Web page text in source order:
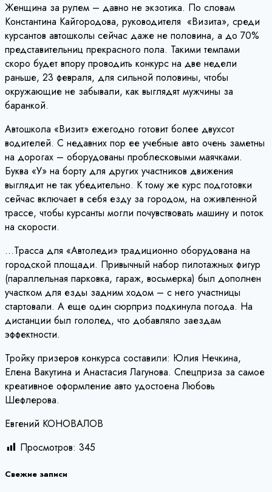
Женщина за рулем – давно не экзотика. По словам
Константина Кайгородова, руководителя «Визита», среди
курсантов автошколы сейчас даже не половина, а до 70%
представительниц прекрасного пола. Такими темпами
скоро будет впору проводить конкурс на две недели
раньше, 23 февраля, для сильной половины, чтобы
окружающие не забывали, как выглядят мужчины за
баранкой.
Автошкола «Визит» ежегодно готовит более двухсот
водителей. С недавних пор ее учебные авто очень заметны
на дорогах – оборудованы проблесковыми маячками.
Буква «У» на борту для других участников движения
выглядит не так убедительно. К тому же курс подготовки
сейчас включает в себя езду за городом, на оживленной
трассе, чтобы курсанты могли почувствовать машину и поток
на скорости.
…Трасса для «Автоледи» традиционно оборудована на
городской площади. Привычный набор пилотажных фигур
(параллельная парковка, гараж, восьмерка) был дополнен
участком для езды задним ходом – с него участницы
стартовали. А еще один сюрприз подкинула погода. На
дистанции был гололед, что добавляло заездам
эффектности.
Тройку призеров конкурса составили: Юлия Нечкина,
Елена Вакутина и Анастасия Лагунова. Спецприза за самое
креативное оформление авто удостоена Любовь
Шефлерова.
Евгений КОНОВАЛОВ
Просмотров: 345
Свежие записи